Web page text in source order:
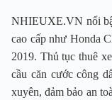
NHIEUXE.VN nổi
cao cấp như Honda
2019. Thủ tục thuê
cầu căn cước công
xuyên, đảm bảo an